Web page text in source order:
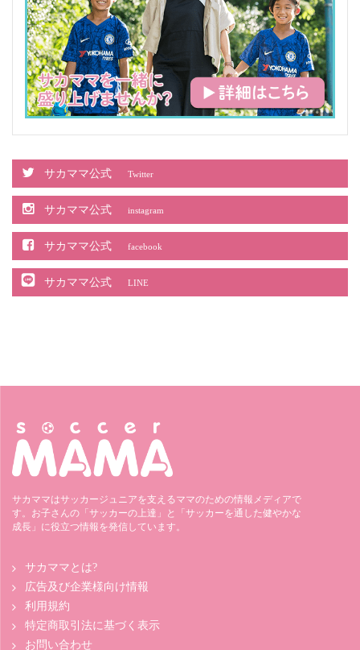
サカママ公式 Twitter
サカママ公式 instagram
サカママ公式 facebook
サカママ公式 LINE
サカママはサッカージュニアを支えるママのための情報メディアで
す。お子さんの「サッカーの上達」と「サッカーを通した健やかな
成長」に役立つ情報を発信しています。
サカママとは?
広告及び企業様向け情報
利用規約
特定商取引法に基づく表示
お問い合わせ